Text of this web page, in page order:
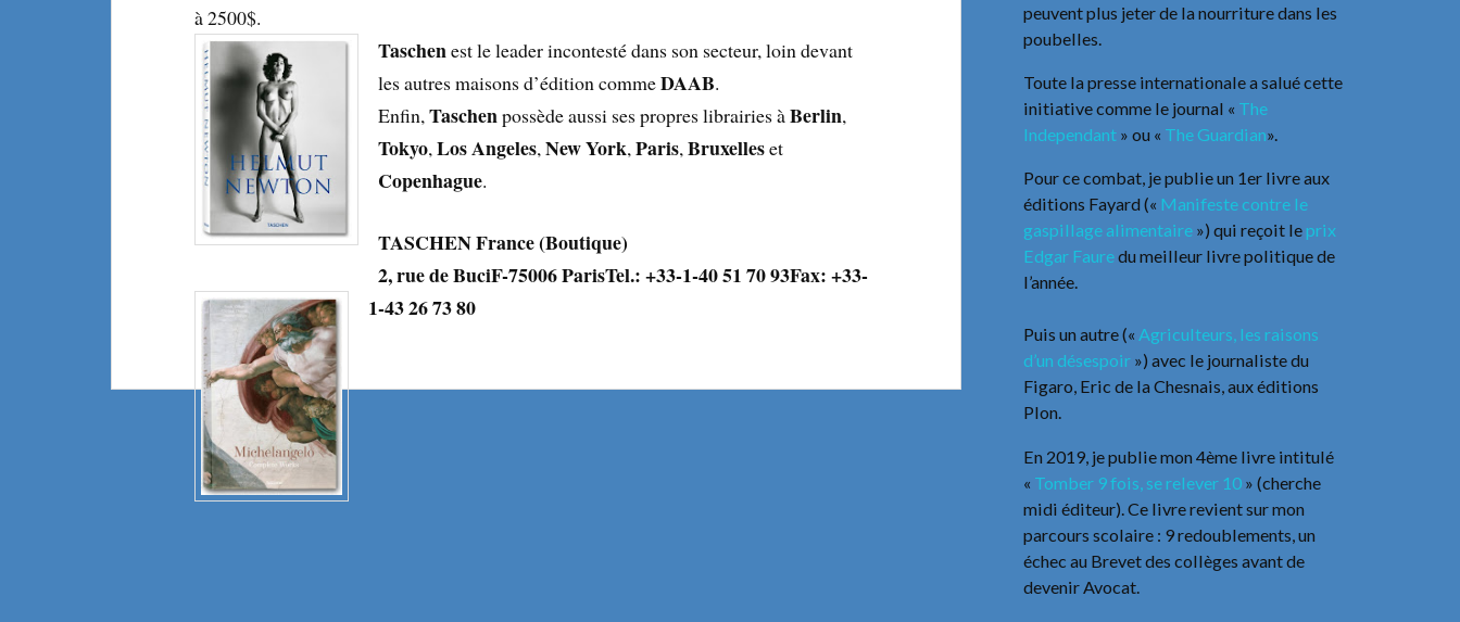
à 2500$.
Taschenest le leader incontesté dans son secteur, loin devant
les autres maisons d’édition commeDAAB.
Enfin,Taschenpossède aussi ses propres librairies àBerlin,
Tokyo,Los Angeles,New York,Paris,Bruxelleset
Copenhague.
TASCHEN France (Boutique)
2, rue de BuciF-75006 ParisTel.: +33-1-40 51 70 93Fax: +33-
1-43 26 73 80
peuvent plus jeter de la nourriture dans les
poubelles.
Toute la presse internationale a salué cette
initiative comme le journal « The
Independant » ou « The Guardian».
Pour ce combat, je publie un 1er livre aux
éditions Fayard (« Manifeste contre le
gaspillage alimentaire ») qui reçoit le prix
Edgar Fauredu meilleur livre politique de
l’année.
Puis un autre (« Agriculteurs, les raisons
d’un désespoir ») avec le journaliste du
Figaro, Eric de la Chesnais, aux éditions
Plon.
En 2019, je publie mon 4ème livre intitulé
« Tomber 9 fois, se relever 10 » (cherche
midi éditeur). Ce livre revient sur mon
parcours scolaire : 9 redoublements, un
échec au Brevet des collèges avant de
devenir Avocat.